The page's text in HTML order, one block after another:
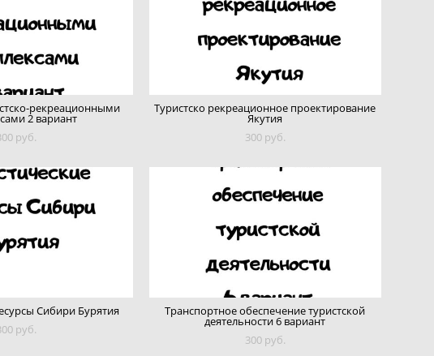
рекреационными
2 вариант
pуб.
Туристско рекреационное проектирование
Якутия
300 pуб.
Сибири Бурятия
pуб.
Транспортное обеспечение туристской
деятельности 6 вариант
300 pуб.